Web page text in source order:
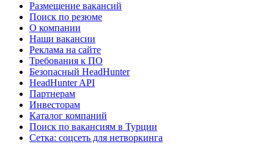
Размещение вакансий
Поиск по резюме
О компании
Наши вакансии
Реклама на сайте
Требования к ПО
Безопасный HeadHunter
HeadHunter API
Партнерам
Инвесторам
Каталог компаний
Поиск по вакансиям в Турции
Сетка: соцсеть для нетворкинга